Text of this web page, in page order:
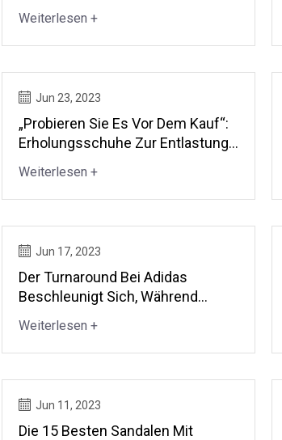
Wachstumseinblicke Bis 2030
Weiterlesen +
Jun 23, 2023
„Probieren Sie Es Vor Dem Kauf“:
Erholungsschuhe Zur Entlastung
Weiterlesen +
Jun 17, 2023
Der Turnaround Bei Adidas
Beschleunigt Sich, Während
Weiterlesen +
Jun 11, 2023
Die 15 Besten Sandalen Mit